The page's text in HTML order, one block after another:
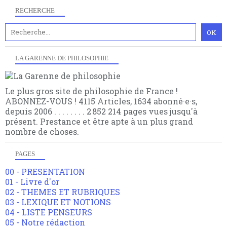
RECHERCHE
LA GARENNE DE PHILOSOPHIE
Le plus gros site de philosophie de France !
ABONNEZ-VOUS ! 4115 Articles, 1634 abonné·e·s,
depuis 2006 . . . . . . . . 2 852 214 pages vues jusqu'à
présent. Prestance et être apte à un plus grand
nombre de choses.
PAGES
00 - PRESENTATION
01 - Livre d'or
02 - THEMES ET RUBRIQUES
03 - LEXIQUE ET NOTIONS
04 - LISTE PENSEURS
05 - Notre rédaction